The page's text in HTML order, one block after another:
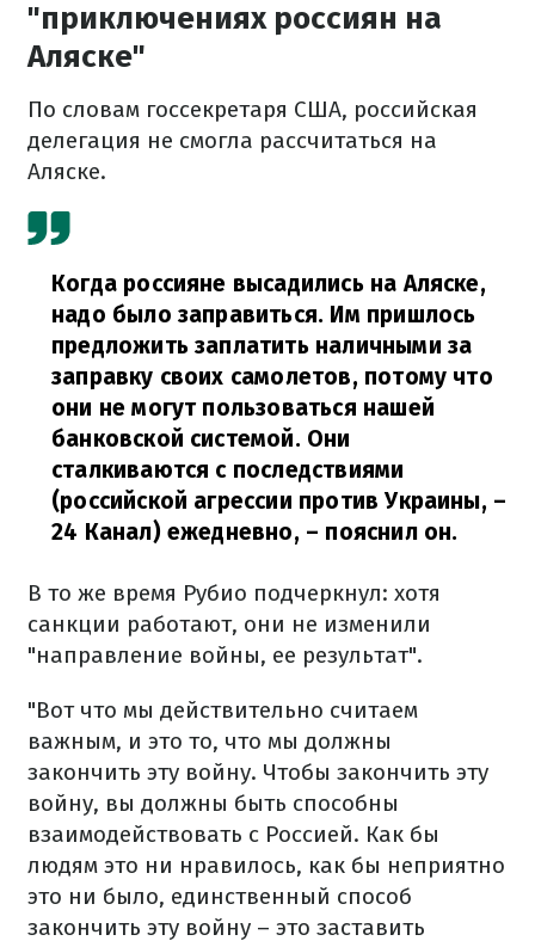
"приключениях россиян на
Аляске"
По словам госсекретаря США, российская
делегация не смогла рассчитаться на
Аляске.
Когда россияне высадились на Аляске,
надо было заправиться. Им пришлось
предложить заплатить наличными за
заправку своих самолетов, потому что
они не могут пользоваться нашей
банковской системой. Они
сталкиваются с последствиями
(российской агрессии против Украины, –
24 Канал) ежедневно, – пояснил он.
В то же время Рубио подчеркнул: хотя
санкции работают, они не изменили
"направление войны, ее результат".
"Вот что мы действительно считаем
важным, и это то, что мы должны
закончить эту войну. Чтобы закончить эту
войну, вы должны быть способны
взаимодействовать с Россией. Как бы
людям это ни нравилось, как бы неприятно
это ни было, единственный способ
закончить эту войну – это заставить